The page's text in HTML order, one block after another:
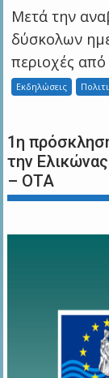
Μετά την
δύσκολων
περιοχές από
Εκδηλώσεις
1η
την
– ΟΤΑ